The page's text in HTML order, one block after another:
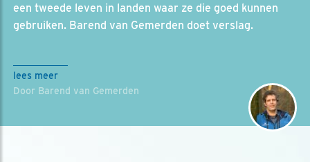
een tweede leven in landen waar ze die goed kunnen
gebruiken. Barend van Gemerden doet verslag.
lees meer
Door Barend van Gemerden